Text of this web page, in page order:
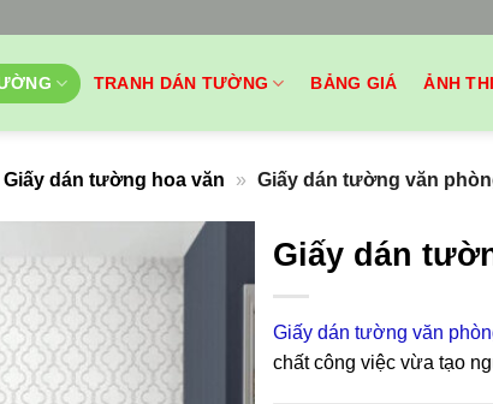
TRANH DÁN TƯỜNG BẢNG GIÁ ẢNH
Giấy dán tường hoa văn » Giấy dán tường văn
Giấy dán
Giấy dán tường văn
chất công việc vừa tạo